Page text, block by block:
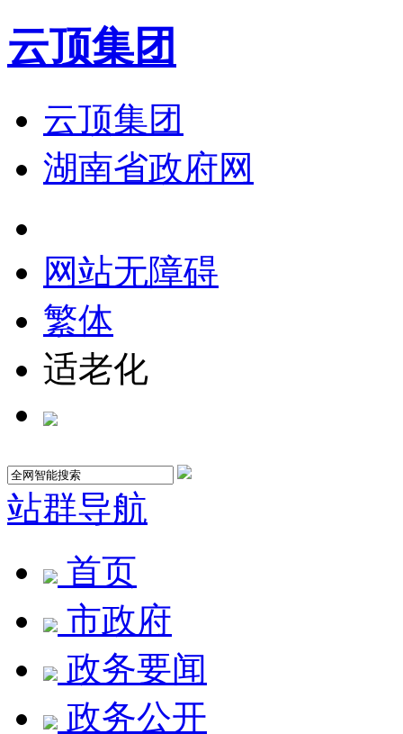
云顶集团
云顶集团
湖南省政府网
网站无障碍
繁体
适老化
站群导航
首页
市政府
政务要闻
政务公开